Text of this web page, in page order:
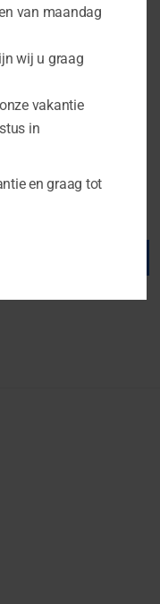
van maandag
wij u graag
vakantie
in
en graag tot